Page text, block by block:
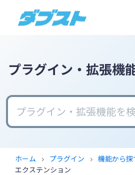
ン
に
バ
に
キ
プ
ト
の
モ
ー
ネ
プラグイン・拡張機
ホーム chevron_right プラグイン chevron_right 機能から探
エクステンション